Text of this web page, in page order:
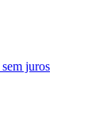
sem juros